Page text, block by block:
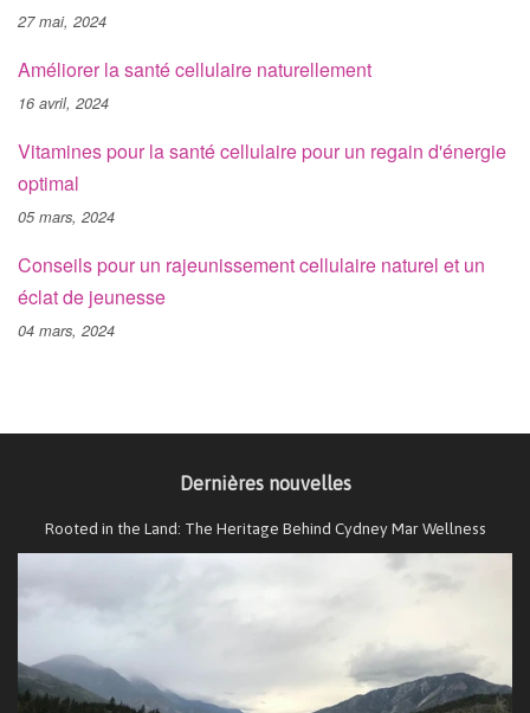
27 mai, 2024
Améliorer la santé cellulaire naturellement
16 avril, 2024
Vitamines pour la santé cellulaire pour un regain d'énergie
optimal
05 mars, 2024
Conseils pour un rajeunissement cellulaire naturel et un
éclat de jeunesse
04 mars, 2024
Dernières nouvelles
Rooted in the Land: The Heritage Behind Cydney Mar Wellness